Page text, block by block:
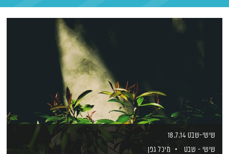
שישי-שבט 18.7.14
שישי - שבט
מיכל גפן